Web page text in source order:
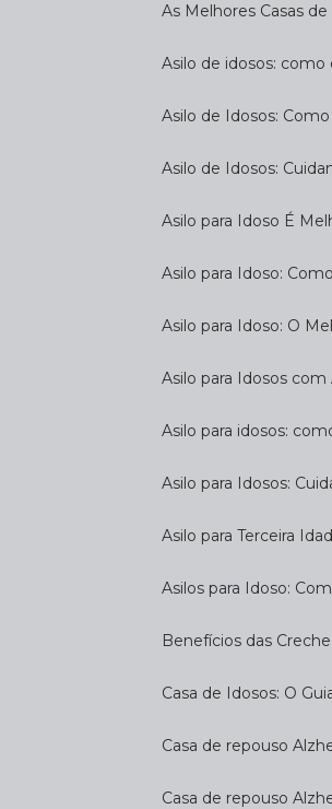
As Melhores Casas
Asilo de idosos:
Asilo de Idosos:
Asilo de Idosos:
Asilo para Idoso É
Asilo para Idoso:
Asilo para Idoso: O
Asilo para Idosos
Asilo para idosos:
Asilo para Idosos:
Asilo para Terceira
Asilos para Idoso:
Benefícios das
Casa de Idosos: O
Casa de repouso
Casa de repouso